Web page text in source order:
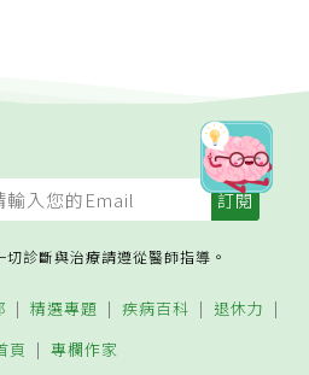
診斷與治療請遵從醫師指導。
精選專題 疾病百科
退休力
頁
專欄作家